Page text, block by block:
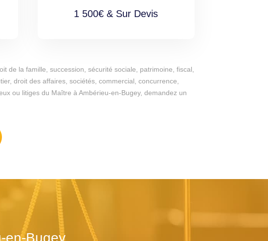
1 500€ & Sur Devis
de la famille, succession, sécurité sociale, patrimoine, fiscal,
droit des affaires, sociétés, commercial, concurrence,
ou litiges du Maître à Ambérieu-en-Bugey, demandez un
en-Bugey